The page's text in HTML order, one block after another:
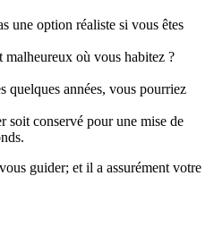
une option réaliste si vous êtes
malheureux où vous habitez ?
quelques années, vous pourriez
soit conservé pour une mise de
guider; et il a assurément votre